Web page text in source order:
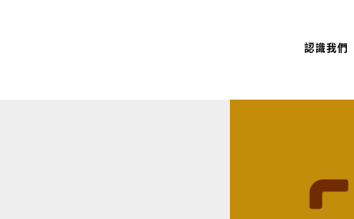
認識我們